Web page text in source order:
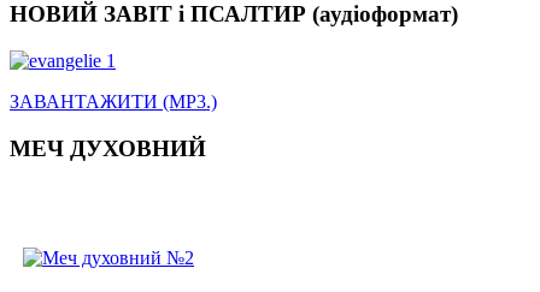
НОВИЙ ЗАВІТ і ПСАЛТИР (аудіоформат)
ЗАВАНТАЖИТИ (MP3.)
МЕЧ ДУХОВНИЙ